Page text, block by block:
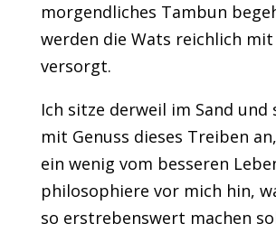
morgendliches Tambun
werden die Wats reichlich
versorgt.
Ich sitze derweil im Sand und
mit Genuss dieses Treiben
ein wenig vom besseren
philosophiere vor mich hin,
so erstrebenswert machen